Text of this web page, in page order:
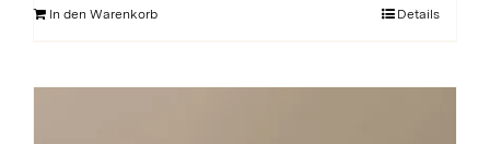
In den Warenkorb Details